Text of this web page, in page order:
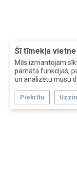
Šī tīmekļa
Mēs izmantojam
pamata funkcijas,
un analizētu mūsu
Piekrītu